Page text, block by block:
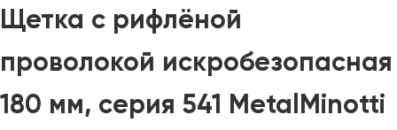
Щетка с рифлёной
проволокой искробезопасная
180 мм, серия 541 MetalMinotti